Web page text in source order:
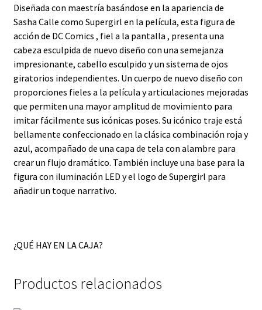
Diseñada con maestría basándose en la apariencia de
Sasha Calle como Supergirl en la película, esta figura de
acción de DC Comics , fiel a la pantalla , presenta una
cabeza esculpida de nuevo diseño con una semejanza
impresionante, cabello esculpido y un sistema de ojos
giratorios independientes. Un cuerpo de nuevo diseño con
proporciones fieles a la película y articulaciones mejoradas
que permiten una mayor amplitud de movimiento para
imitar fácilmente sus icónicas poses. Su icónico traje está
bellamente confeccionado en la clásica combinación roja y
azul, acompañado de una capa de tela con alambre para
crear un flujo dramático. También incluye una base para la
figura con iluminación LED y el logo de Supergirl para
añadir un toque narrativo.
¿QUÉ HAY EN LA CAJA?
Productos relacionados